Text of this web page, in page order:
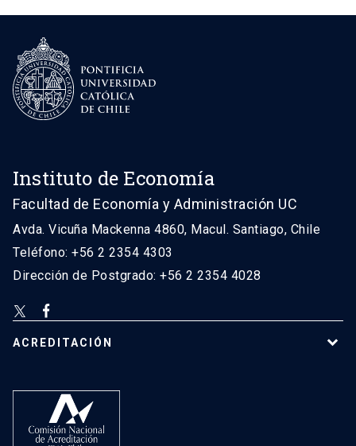
Instituto de Economía
Facultad de Economía y Administración UC
Avda. Vicuña Mackenna 4860, Macul. Santiago, Chile
Teléfono: +56 2 2354 4303
Dirección de Postgrado: +56 2 2354 4028
ACREDITACIÓN